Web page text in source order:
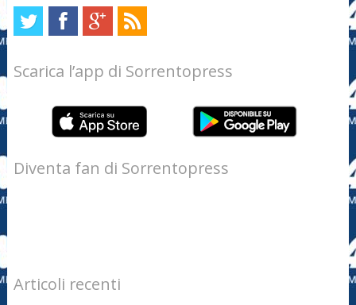
Scarica l’app di Sorrentopress
Diventa fan di Sorrentopress
Articoli recenti